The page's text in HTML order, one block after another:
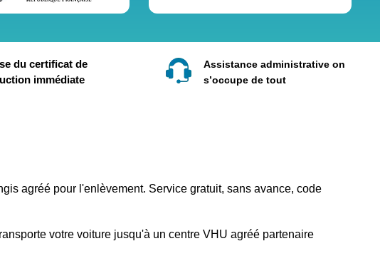
du certificat de
immédiate
Assistance administrative on
s’occupe de tout
agréé pour l'enlèvement. Service gratuit, sans avance, code
votre voiture jusqu'à un centre VHU agréé partenaire